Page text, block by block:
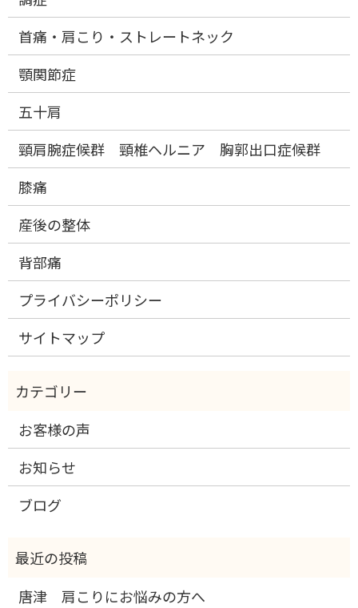
首痛・肩こり・ストレートネック
顎関節症
五十肩
頸肩腕症候群 頸椎ヘルニア 胸郭出口症候群
膝痛
産後の整体
背部痛
プライバシーポリシー
サイトマップ
お客様の声
お知らせ
ブログ
唐津 肩こりにお悩みの方へ